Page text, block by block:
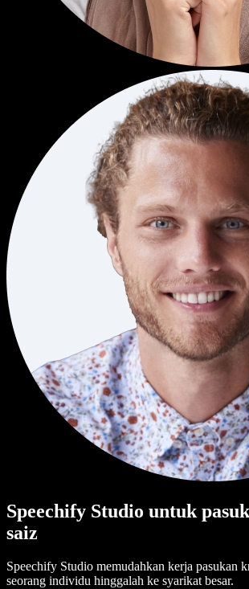
Speechify Studio untuk
saiz
Speechify Studio memudahkan kerja pasukan
seorang individu hinggalah ke syarikat besar.